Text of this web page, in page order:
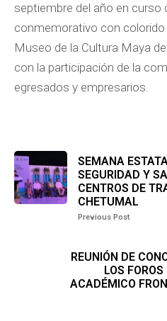
septiembre del año en curso
conmemorativo con colorido
Museo de la Cultura Maya
con la participación de la
egresados y empresarios.
SEMANA
SEGURIDAD Y
CENTROS DE
CHETUMAL
Previous Post
REUNIÓN DE
LOS
ACADÉMICO